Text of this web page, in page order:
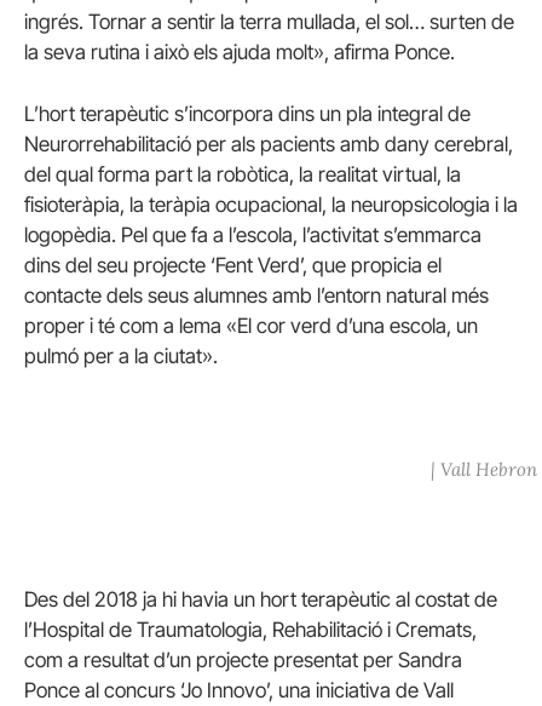
ingrés. Tornar a sentir la terra mullada, el sol… surten de
la seva rutina i això els ajuda molt», afirma Ponce.
L’hort terapèutic s’incorpora dins un pla integral de
Neurorrehabilitació per als pacients amb dany cerebral,
del qual forma part la robòtica, la realitat virtual, la
fisioteràpia, la teràpia ocupacional, la neuropsicologia i la
logopèdia. Pel que fa a l’escola, l’activitat s’emmarca
dins del seu projecte ‘Fent Verd’, que propicia el
contacte dels seus alumnes amb l’entorn natural més
proper i té com a lema «El cor verd d’una escola, un
pulmó per a la ciutat».
| Vall Hebron
Des del 2018 ja hi havia un hort terapèutic al costat de
l’Hospital de Traumatologia, Rehabilitació i Cremats,
com a resultat d’un projecte presentat per Sandra
Ponce al concurs ‘Jo Innovo’, una iniciativa de Vall